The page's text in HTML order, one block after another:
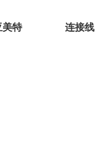
美特 连接线